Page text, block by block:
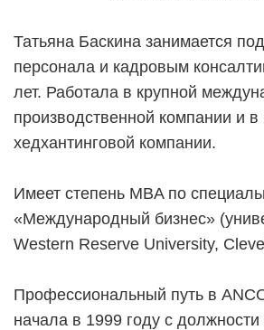
Татьяна Баскина занимается
персонала и кадровым
лет. Работала в крупной
производственной компании и в
хедхантинговой компании.
Имеет степень MBA по
«Международный бизнес»
Western Reserve University,
Профессиональный путь в
начала в 1999 году с должности